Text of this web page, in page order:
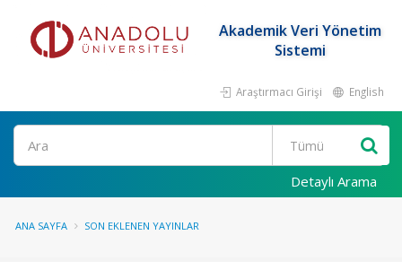
Akademik Veri Yönetim
Sistemi
Araştırmacı Girişi English
Ara
Detaylı Arama
ANA SAYFA SON EKLENEN YAYINLAR